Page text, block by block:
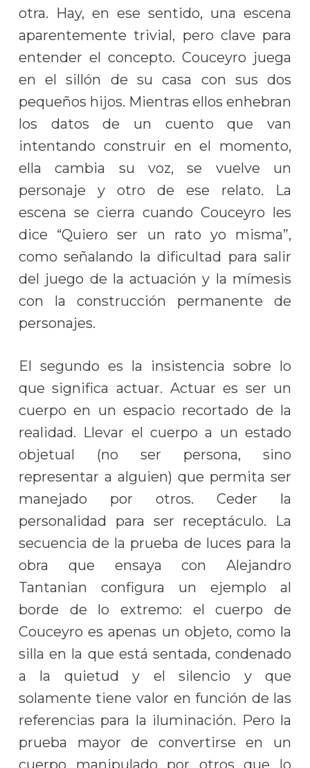
otra. Hay, en ese sentido, una escena
aparentemente trivial, pero clave para
entender el concepto. Couceyro juega
en el sillón de su casa con sus dos
pequeños hijos. Mientras ellos enhebran
los datos de un cuento que van
intentando construir en el momento,
ella cambia su voz, se vuelve un
personaje y otro de ese relato. La
escena se cierra cuando Couceyro les
dice “Quiero ser un rato yo misma”,
como señalando la dificultad para salir
del juego de la actuación y la mímesis
con la construcción permanente de
personajes.
El segundo es la insistencia sobre lo
que significa actuar. Actuar es ser un
cuerpo en un espacio recortado de la
realidad. Llevar el cuerpo a un estado
objetual (no ser persona, sino
representar a alguien) que permita ser
manejado por otros. Ceder la
personalidad para ser receptáculo. La
secuencia de la prueba de luces para la
obra que ensaya con Alejandro
Tantanian configura un ejemplo al
borde de lo extremo: el cuerpo de
Couceyro es apenas un objeto, como la
silla en la que está sentada, condenado
a la quietud y el silencio y que
solamente tiene valor en función de las
referencias para la iluminación. Pero la
prueba mayor de convertirse en un
cuerpo manipulado por otros que lo